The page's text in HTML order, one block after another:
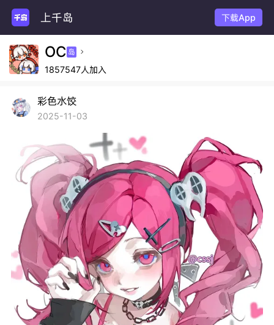
上千岛 下载App
OC 岛 
1857547人加入
彩色水饺
2025-11-03